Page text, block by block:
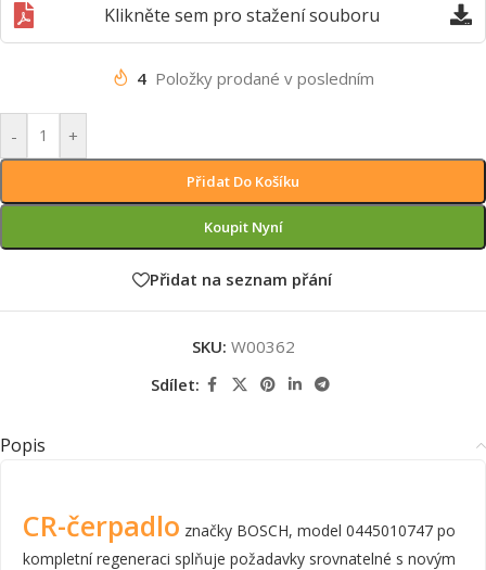
Klikněte sem pro stažení souboru
4 Položky prodané v posledním
- +
Přidat Do Košíku
Koupit Nyní
Přidat na seznam přání
SKU: W00362
Sdílet:
Popis
CR-čerpadlo značky BOSCH, model 0445010747 po
kompletní regeneraci splňuje požadavky srovnatelné s novým